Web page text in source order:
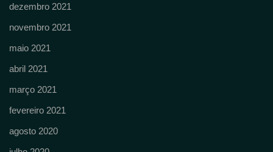
dezembro 2021
novembro 2021
maio 2021
abril 2021
março 2021
fevereiro 2021
agosto 2020